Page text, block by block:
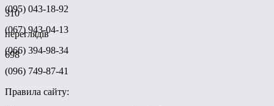
310
переглядів
698
(095) 043-18-92
(067) 943-04-13
(066) 394-98-34
(096) 749-87-41
Правила сайту: